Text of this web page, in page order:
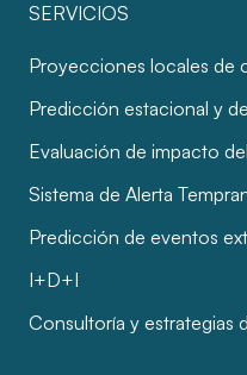
SERVICIOS
Proyecciones locales de
Predicción estacional y
Evaluación de impacto
Sistema de Alerta
Predicción de eventos
I+D+I
Consultoría y estrategias